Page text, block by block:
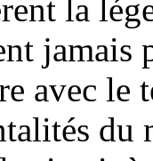
la
avec le
du